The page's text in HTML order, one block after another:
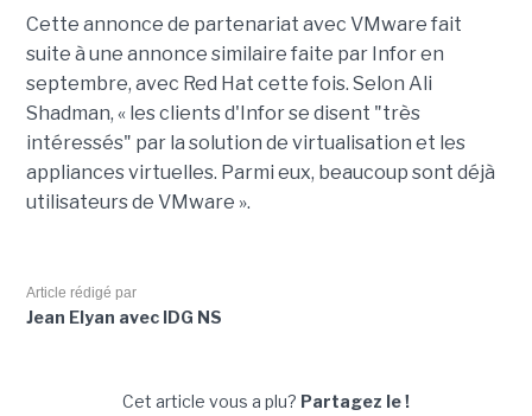
Cette annonce de partenariat avec VMware fait
suite à une annonce similaire faite par Infor en
septembre, avec Red Hat cette fois. Selon Ali
Shadman, « les clients d'Infor se disent "très
intéressés" par la solution de virtualisation et les
appliances virtuelles. Parmi eux, beaucoup sont déjà
utilisateurs de VMware ».
Article rédigé par
Jean Elyan avec IDG NS
Cet article vous a plu? Partagez le !